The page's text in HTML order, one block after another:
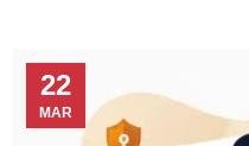
22
MAR